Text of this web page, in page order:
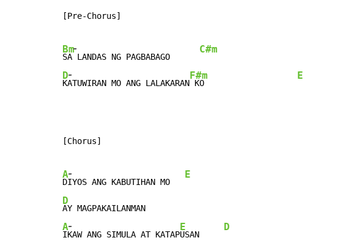
[Pre-Chorus]
Bm
SA
-
LANDAS NG PAGBABAGO
C#m
D
K
-
ATUWIRAN MO ANG LALAKARAN
F#m
KO
E
[Chorus]
A
D
-
IYOS ANG KABUTIHAN MO
E
D
A
I
-
KAW ANG SIMULA AT KATAP
E
USAN
D